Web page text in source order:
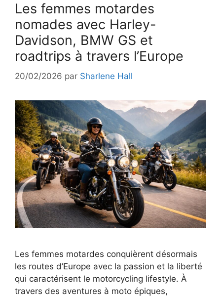
Les femmes motardes
nomades avec Harley-
Davidson, BMW GS et
roadtrips à travers l’Europe
20/02/2026 par Sharlene Hall
Les femmes motardes conquièrent désormais
les routes d’Europe avec la passion et la liberté
qui caractérisent le motorcycling lifestyle. À
travers des aventures à moto épiques,